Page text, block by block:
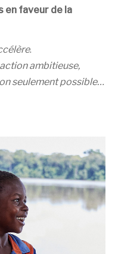
faveur de la
.
ambitieuse,
seulement possible…